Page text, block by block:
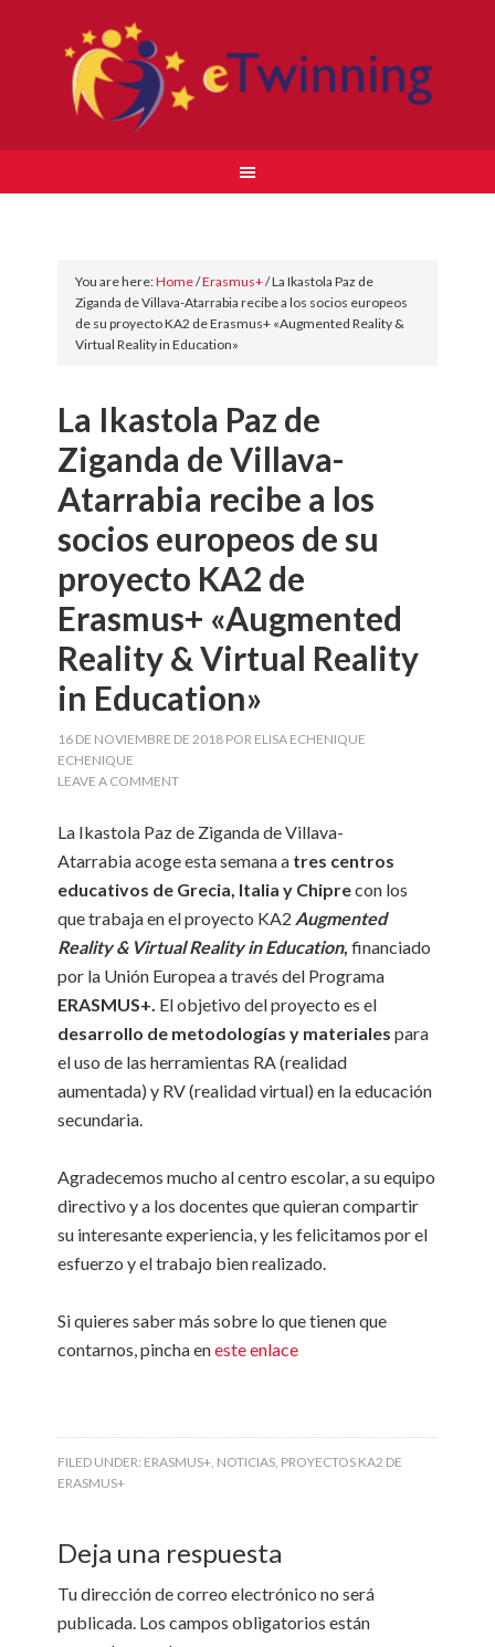
You are here:Home/Erasmus+/La Ikastola Paz de
Ziganda de Villava-Atarrabia recibe a los socios europeos
de su proyecto KA2 de Erasmus+ «Augmented Reality &
Virtual Reality in Education»
La Ikastola Paz de
Ziganda de Villava-
Atarrabia recibe a los
socios europeos de su
proyecto KA2 de
Erasmus+ «Augmented
Reality & Virtual Reality
in Education»
16 DE NOVIEMBRE DE 2018 POR ELISA ECHENIQUE
ECHENIQUE
LEAVE A COMMENT
La Ikastola Paz de Ziganda de Villava-
Atarrabia acoge esta semana a tres centros
educativos de Grecia, Italia y Chiprecon los
que trabaja en el proyecto KA2 Augmented
Reality & Virtual Reality in Education, financiado
por la Unión Europea a través del Programa
ERASMUS+. El objetivo del proyecto es el
desarrollo de metodologías y materiales para
el uso de las herramientas RA (realidad
aumentada) y RV (realidad virtual) en la educación
secundaria.
Agradecemos mucho al centro escolar, a su equipo
directivo y a los docentes que quieran compartir
su interesante experiencia, y les felicitamos por el
esfuerzo y el trabajo bien realizado.
Si quieres saber más sobre lo que tienen que
contarnos, pincha eneste enlace
FILED UNDER: ERASMUS+, NOTICIAS, PROYECTOS KA2 DE
ERASMUS+
Deja una respuesta
Tu dirección de correo electrónico no será
publicada. Los campos obligatorios están